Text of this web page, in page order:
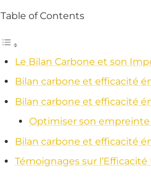
Table of Contents
Le Bilan Carbone et son
Bilan carbone et efficacité
Bilan carbone et efficacité
Optimiser son
Bilan carbone et efficacité
Témoignages sur